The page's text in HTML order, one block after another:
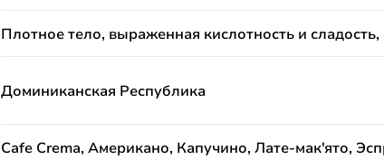
Плотное тело, выраженная кислотность и
Доминиканская Республика
Cafe Crema, Американо, Капучино, Лате-мак'ято,